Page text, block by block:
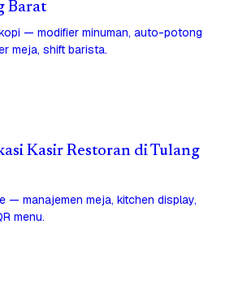
Barat
— modifier minuman, auto-potong
meja, shift barista.
Kasir Restoran di Tulang
— manajemen meja, kitchen display,
menu.